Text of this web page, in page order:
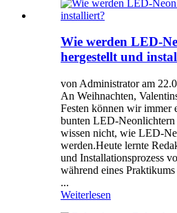
Wie werden LED-
hergestellt und
von Administrator am
An Weihnachten,
Festen können wir immer
bunten LED-Neonlichtern
wissen nicht, wie LED-
werden.Heute lernte
und Installationsprozess
während eines
...
Weiterlesen